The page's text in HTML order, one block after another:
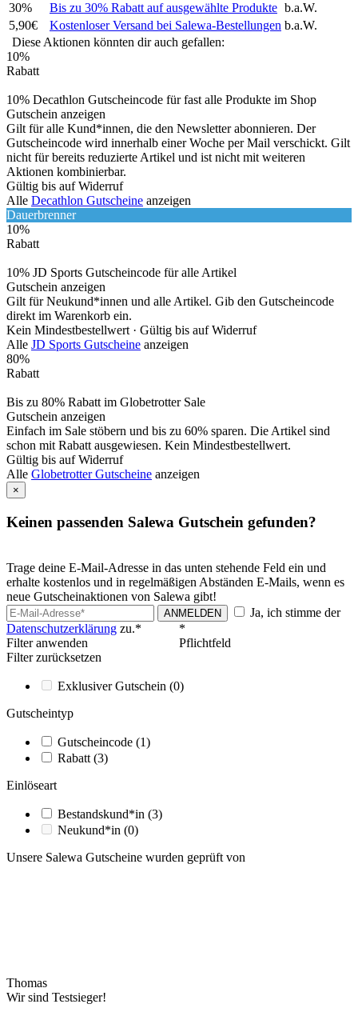
30%
Bis zu 30% Rabatt auf ausgewählte Produkte b.a.W.
5,90€
Kostenloser Versand bei Salewa-Bestellungen b.a.W.
Diese Aktionen könnten dir auch gefallen:
10%
Rabatt
10% Decathlon Gutscheincode für fast alle Produkte im Shop
Gutschein anzeigen
Gilt für alle Kund*innen, die den Newsletter abonnieren. Der
Gutscheincode wird innerhalb einer Woche per Mail verschickt. Gilt
nicht für bereits reduzierte Artikel und ist nicht mit weiteren
Aktionen kombinierbar.
Gültig bis auf Widerruf
Alle Decathlon Gutscheine anzeigen
Dauerbrenner
10%
Rabatt
10% JD Sports Gutscheincode für alle Artikel
Gutschein anzeigen
Gilt für Neukund*innen und alle Artikel. Gib den Gutscheincode
direkt im Warenkorb ein.
Kein Mindestbestellwert · Gültig bis auf Widerruf
Alle JD Sports Gutscheine anzeigen
80%
Rabatt
Bis zu 80% Rabatt im Globetrotter Sale
Gutschein anzeigen
Einfach im Sale stöbern und bis zu 60% sparen. Die Artikel sind
schon mit Rabatt ausgewiesen. Kein Mindestbestellwert.
Gültig bis auf Widerruf
Alle Globetrotter Gutscheine anzeigen
×
Keinen passenden Salewa Gutschein gefunden?
Trage deine E-Mail-Adresse in das unten stehende Feld ein und
erhalte kostenlos und in regelmäßigen Abständen E-Mails, wenn es
neue Gutscheinaktionen von Salewa gibt!
ANMELDEN
Ja, ich stimme der
Datenschutzerklärung zu.*
*
Pflichtfeld
Filter anwenden
Filter zurücksetzen
Exklusiver Gutschein (0)
Gutscheintyp
Gutscheincode (1)
Rabatt (3)
Einlöseart
Bestandskund*in (3)
Neukund*in (0)
Unsere Salewa Gutscheine wurden geprüft von
Thomas
Wir sind Testsieger!